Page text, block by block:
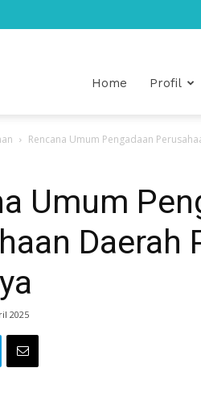
Home Profil
Rencana Umum Pengadaan
Umum
Daerah
2025